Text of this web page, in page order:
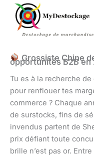
Aller
contenu
Grossiste Chine
opportunités B2B
Tu es à la recherche de
pour renflouer tes
commerce ? Chaque
de surstocks, fins de
invendus partent de
prix défiant toute
brille n’est pas or.